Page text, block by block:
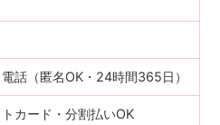
電話（匿名OK・24時間365日）
カード・分割払いOK